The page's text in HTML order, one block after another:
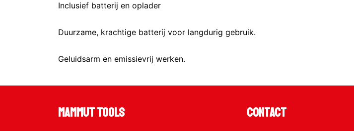
Inclusief batterij en oplader
Duurzame, krachtige batterij voor langdurig gebruik.
Geluidsarm en emissievrij werken.
Mammut Tools Contact